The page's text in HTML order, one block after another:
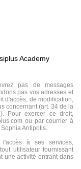
Academy
pas de messages
pas vos adresses et
d'accès, de modification,
concernant (art. 34 de la
Pour exercer ce droit,
ou par courrier à
Antipolis.
à ses services,
utilisateur fournissant
une activité entrant dans